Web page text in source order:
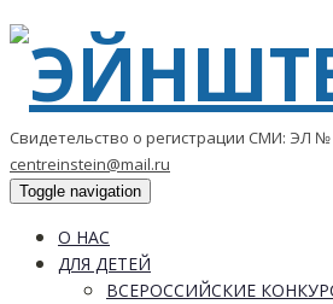
Свидетельство о регистрации СМИ: ЭЛ №
centreinstein@mail.ru
Toggle navigation
О НАС
ДЛЯ ДЕТЕЙ
ВСЕРОССИЙСКИЕ